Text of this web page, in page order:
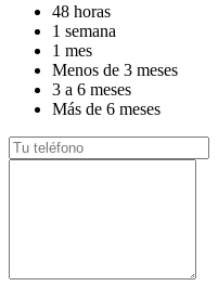
48 horas
1 semana
1 mes
Menos de 3 meses
3 a 6 meses
Más de 6 meses